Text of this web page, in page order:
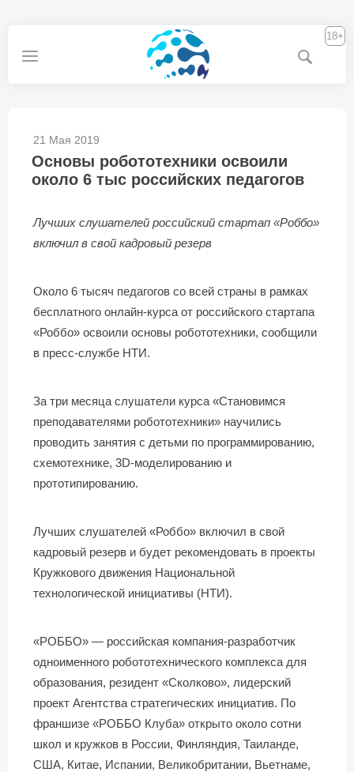
18+
21 Мая 2019
Основы робототехники освоили
около 6 тыс российских педагогов
Лучших слушателей российский стартап «Роббо»
включил в свой кадровый резерв
Около 6 тысяч педагогов со всей страны в рамках
бесплатного онлайн-курса от российского стартапа
«Роббо» освоили основы робототехники, сообщили
в пресс-службе НТИ.
За три месяца слушатели курса «Становимся
преподавателями робототехники» научились
проводить занятия с детьми по программированию,
схемотехнике, 3D-моделированию и
прототипированию.
Лучших слушателей «Роббо» включил в свой
кадровый резерв и будет рекомендовать в проекты
Кружкового движения Национальной
технологической инициативы (НТИ).
«РОББО» — российская компания-разработчик
одноименного робототехнического комплекса для
образования, резидент «Сколково», лидерский
проект Агентства стратегических инициатив. По
франшизе «РОББО Клуба» открыто около сотни
школ и кружков в России, Финляндия, Таиланде,
США, Китае, Испании, Великобритании, Вьетнаме,